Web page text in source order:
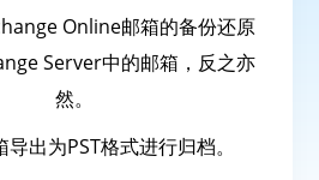
Online邮箱的备份还原
Server中的邮箱，反之亦
然。
出为PST格式进行归档。